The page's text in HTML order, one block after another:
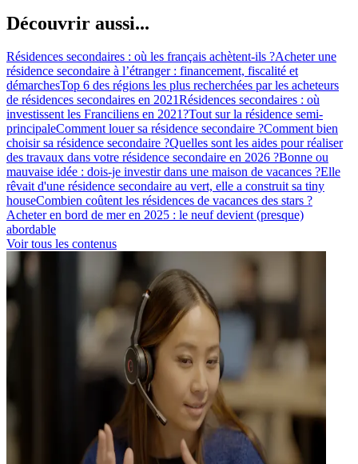
Découvrir aussi...
Résidences secondaires : où les français achètent-ils ?Acheter une
résidence secondaire à l’étranger : financement, fiscalité et
démarchesTop 6 des régions les plus recherchées par les acheteurs
de résidences secondaires en 2021Résidences secondaires : où
investissent les Franciliens en 2021?Tout sur la résidence semi-
principaleComment louer sa résidence secondaire ?Comment bien
choisir sa résidence secondaire ?Quelles sont les aides pour réaliser
des travaux dans votre résidence secondaire en 2026 ?Bonne ou
mauvaise idée : dois-je investir dans une maison de vacances ?Elle
rêvait d'une résidence secondaire au vert, elle a construit sa tiny
houseCombien coûtent les résidences de vacances des stars ?
Acheter en bord de mer en 2025 : le neuf devient (presque)
abordable
Voir tous les contenus